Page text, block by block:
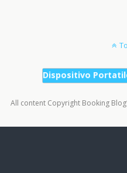
Dispositivo
All content Copyright Booking